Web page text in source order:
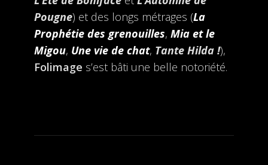
Pougne) et des longs métrages (La
Prophétie des grenouilles, Mia et le
Migou, Une vie de chat, Tante Hilda !),
Folimage s’est bâti une belle notoriété.